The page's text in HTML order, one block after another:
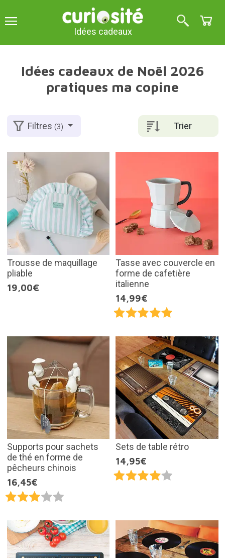
Idées cadeaux
Idées cadeaux de Noël 2026
pratiques ma copine
Trier
Filtres(3)
Trousse de maquillage
pliable
19,00€
Tasse avec couvercle en
forme de cafetière
italienne
14,99€
Supports pour sachets
de thé en forme de
pêcheurs chinois
16,45€
Sets de table rétro
14,95€